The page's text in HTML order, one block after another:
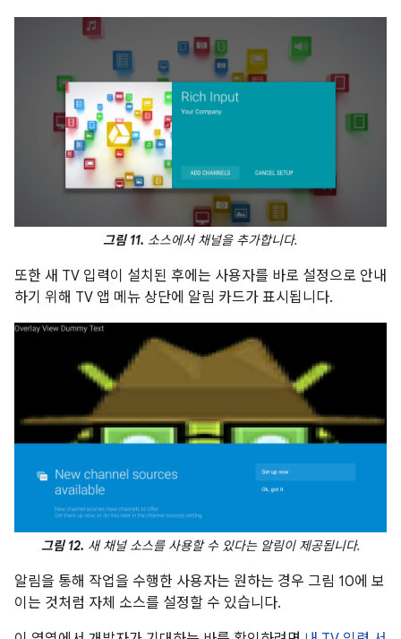
그림 11. 소스에서 채널을 추가합니다.
또한 새 TV 입력이 설치된 후에는 사용자를 바로 설정으로 안내
하기 위해 TV 앱 메뉴 상단에 알림 카드가 표시됩니다.
그림 12. 새 채널 소스를 사용할 수 있다는 알림이 제공됩니다.
알림을 통해 작업을 수행한 사용자는 원하는 경우 그림 10에 보
이는 것처럼 자체 소스를 설정할 수 있습니다.